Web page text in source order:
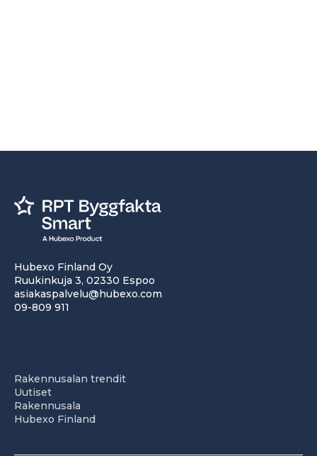
Hubexo Finland Oy
Ruukinkuja 3, 02330 Espoo
asiakaspalvelu@hubexo.com
09-809 911
Rakennusalan trendit
Uutiset
Rakennusala
Hubexo Finland